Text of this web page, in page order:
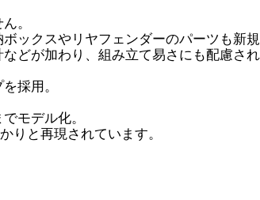
。
ックスやリヤフェンダーのパーツも新規
どが加わり、組み立て易さにも配慮さ
採用。
モデル化。
りと再現されています。